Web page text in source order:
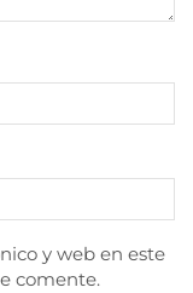
y web en este
comente.